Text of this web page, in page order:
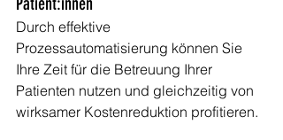
Durch effektive
Prozessautomatisierung können Sie
Ihre Zeit für die Betreuung Ihrer
Patienten nutzen und gleichzeitig von
wirksamer Kostenreduktion profitieren.